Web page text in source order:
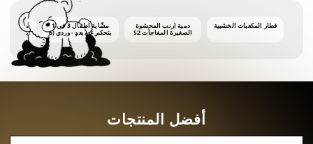
قطار المكعبات الخشبية
دمية أرنب المحشوة
الصغيرة المفاجآت S2
مشّاية أطفال 3 في 1
بتحكم عن بعد - وردي (6
أشهر فأكثر)
ماكينة
أفضل المنتجات